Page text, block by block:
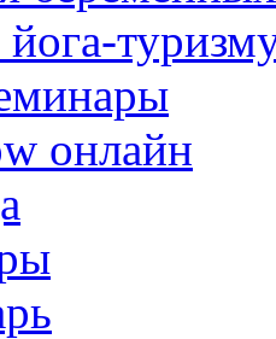
онлайн